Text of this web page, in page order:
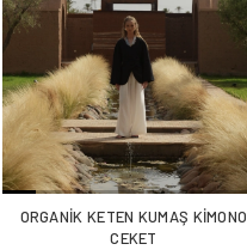
ORGANİK KETEN KUMAŞ KİMONO
CEKET